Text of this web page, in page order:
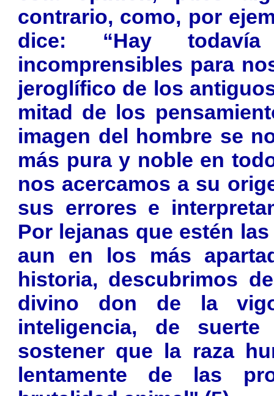
contrario, como, por
dice: “Hay
incomprensibles para
jeroglífico de los
mitad de los
imagen del hombre se
más pura y noble en
nos acercamos a su
sus errores e
Por lejanas que estén
aun en los más
historia, descubrimos
divino don de la
inteligencia, de
sostener que la raza
lentamente de las